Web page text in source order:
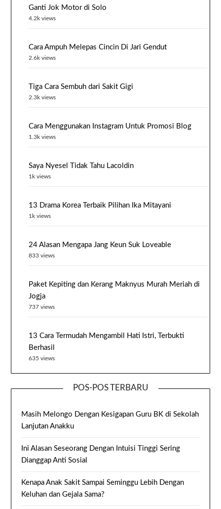
Ganti Jok Motor di Solo
4.2k views
Cara Ampuh Melepas Cincin Di Jari Gendut
2.6k views
Tiga Cara Sembuh dari Sakit Gigi
2.3k views
Cara Menggunakan Instagram Untuk Promosi Blog
1.3k views
Saya Nyesel Tidak Tahu Lacoldin
1k views
13 Drama Korea Terbaik Pilihan Ika Mitayani
1k views
24 Alasan Mengapa Jang Keun Suk Loveable
833 views
Paket Kepiting dan Kerang Maknyus Murah Meriah di
Jogja
737 views
13 Cara Termudah Mengambil Hati Istri, Terbukti
Berhasil
635 views
POS-POS TERBARU
Masih Melongo Dengan Kesigapan Guru BK di Sekolah
Lanjutan Anakku
Ini Alasan Seseorang Dengan Intuisi Tinggi Sering
Dianggap Anti Sosial
Kenapa Anak Sakit Sampai Seminggu Lebih Dengan
Keluhan dan Gejala Sama?